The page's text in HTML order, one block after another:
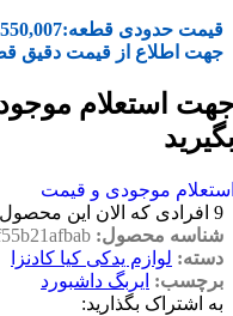
قیمت حدودی قطعه:
جهت اطلاع از قیمت دقیق
استعلام
موجودی و قیمت
9 افرادی که الان این
شناسه محصول:
دسته: لوازم یدکی کیا کادنزا
برچسب: ایربگ داشبورد
به اشتراک بگذارید: